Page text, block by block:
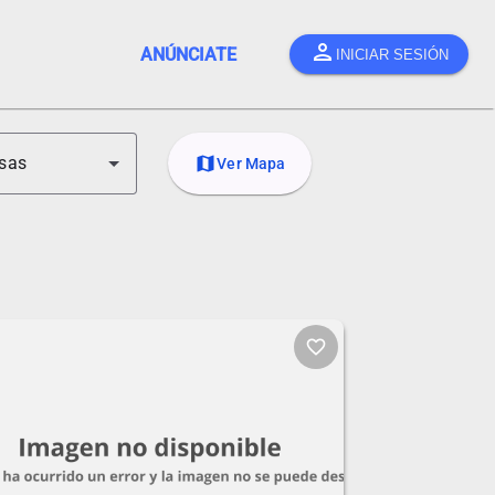
ANÚNCIATE person INICIAR SESIÓN
mapVer Mapa
favorite_border